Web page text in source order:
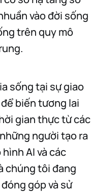
vào đời sống
trên quy mô
sống tại sự giao
để biến tương lai
gian thực từ các
người tạo ra
AI và các
chúng tôi đang
góp và sử